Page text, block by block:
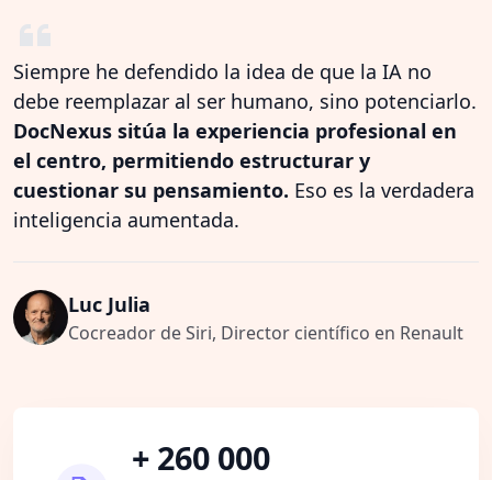
Siempre he defendido la idea de que la IA no
debe reemplazar al ser humano, sino potenciarlo.
DocNexus sitúa la experiencia profesional en
el centro, permitiendo estructurar y
cuestionar su pensamiento. Eso es la verdadera
inteligencia aumentada.
Luc Julia
Cocreador de Siri, Director científico en Renault
+ 260 000